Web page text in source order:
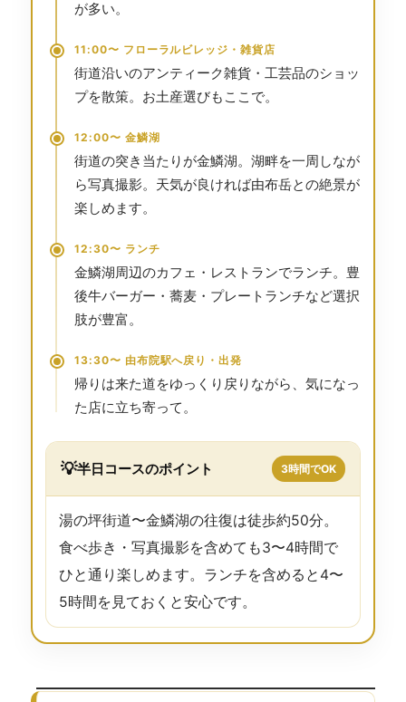
が多い。
11:00〜 フローラルビレッジ・雑貨店
街道沿いのアンティーク雑貨・工芸品のショッ
プを散策。お土産選びもここで。
12:00〜 金鱗湖
街道の突き当たりが金鱗湖。湖畔を一周しなが
ら写真撮影。天気が良ければ由布岳との絶景が
楽しめます。
12:30〜 ランチ
金鱗湖周辺のカフェ・レストランでランチ。豊
後牛バーガー・蕎麦・プレートランチなど選択
肢が豊富。
13:30〜 由布院駅へ戻り・出発
帰りは来た道をゆっくり戻りながら、気になっ
た店に立ち寄って。
💡半日コースのポイント 3時間でOK
湯の坪街道〜金鱗湖の往復は徒歩約50分。
食べ歩き・写真撮影を含めても3〜4時間で
ひと通り楽しめます。ランチを含めると4〜
5時間を見ておくと安心です。